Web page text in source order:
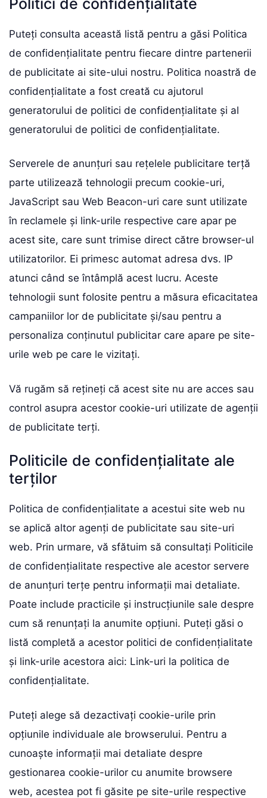
Puteți consulta această listă pentru a găsi Politica
de confidențialitate pentru fiecare dintre partenerii
de publicitate ai site-ului nostru. Politica noastră de
confidențialitate a fost creată cu ajutorul
generatorului de politici de confidențialitate și al
generatorului de politici de confidențialitate.
Serverele de anunțuri sau rețelele publicitare terță
parte utilizează tehnologii precum cookie-uri,
JavaScript sau Web Beacon-uri care sunt utilizate
în reclamele și link-urile respective care apar pe
acest site, care sunt trimise direct către browser-ul
utilizatorilor. Ei primesc automat adresa dvs. IP
atunci când se întâmplă acest lucru. Aceste
tehnologii sunt folosite pentru a măsura eficacitatea
campaniilor lor de publicitate și/sau pentru a
personaliza conținutul publicitar care apare pe site-
urile web pe care le vizitați.
Vă rugăm să rețineți că acest site nu are acces sau
control asupra acestor cookie-uri utilizate de agenții
de publicitate terți.
Politicile de confidențialitate ale
terților
Politica de confidențialitate a acestui site web nu
se aplică altor agenți de publicitate sau site-uri
web. Prin urmare, vă sfătuim să consultați Politicile
de confidențialitate respective ale acestor servere
de anunțuri terțe pentru informații mai detaliate.
Poate include practicile și instrucțiunile sale despre
cum să renunțați la anumite opțiuni. Puteți găsi o
listă completă a acestor politici de confidențialitate
și link-urile acestora aici: Link-uri la politica de
confidențialitate.
Puteți alege să dezactivați cookie-urile prin
opțiunile individuale ale browserului. Pentru a
cunoaște informații mai detaliate despre
gestionarea cookie-urilor cu anumite browsere
web, acestea pot fi găsite pe site-urile respective